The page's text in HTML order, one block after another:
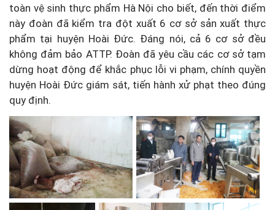
toàn vệ sinh thực phẩm Hà Nội cho biết, đến thời điểm
này đoàn đã kiểm tra đột xuất 6 cơ sở sản xuất thực
phẩm tại huyện Hoài Đức. Đáng nói, cả 6 cơ sở đều
không đảm bảo ATTP. Đoàn đã yêu cầu các cơ sở tạm
dừng hoạt động để khắc phục lỗi vi phạm, chính quyền
huyện Hoài Đức giám sát, tiến hành xử phạt theo đúng
quy định.